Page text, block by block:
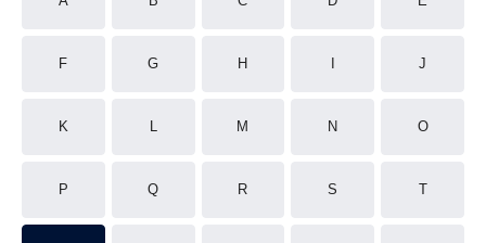
F G H J
K L M N O
P Q R S T